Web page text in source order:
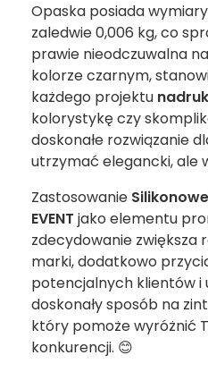
Opaska posiada
zaledwie 0,006 kg, co
prawie nieodczuwalna
kolorze czarnym,
każdego projektu nadruk
kolorystykę czy
doskonałe rozwiązanie
utrzymać elegancki, ale
Zastosowanie
EVENT jako elementu
zdecydowanie zwiększa
marki, dodatkowo
potencjalnych klientów i
doskonały sposób na
który pomoże wyróżnić
konkurencji. 😊